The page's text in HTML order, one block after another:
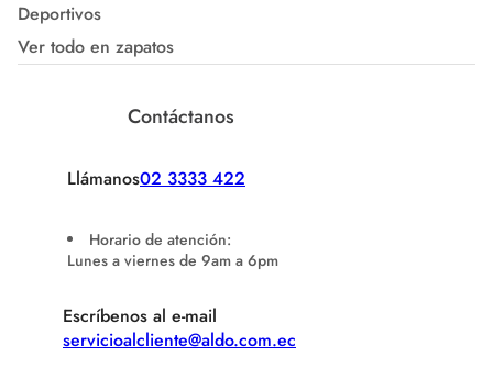
Deportivos
Ver todo en zapatos
Contáctanos
Llámanos02 3333 422
Horario de atención:
Lunes a viernes de 9am a 6pm
Escríbenos al e-mail
servicioalcliente@aldo.com.ec